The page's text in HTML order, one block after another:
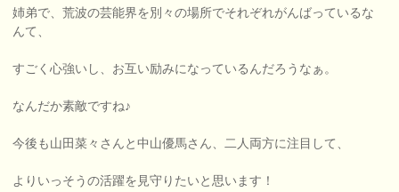
姉弟で、荒波の芸能界を別々の場所でそれぞれがんばっているな
んて、
すごく心強いし、お互い励みになっているんだろうなぁ。
なんだか素敵ですね♪
今後も山田菜々さんと中山優馬さん、二人両方に注目して、
よりいっそうの活躍を見守りたいと思います！